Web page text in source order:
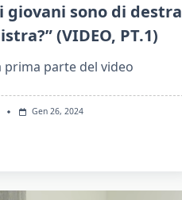
giovani sono di destra
(VIDEO, PT.1)
prima parte del video
Gen 26, 2024